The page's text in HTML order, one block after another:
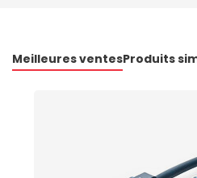
Meilleures ventesProduits